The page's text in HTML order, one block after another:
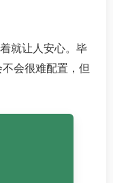
就让人安心。毕
会很难配置，但